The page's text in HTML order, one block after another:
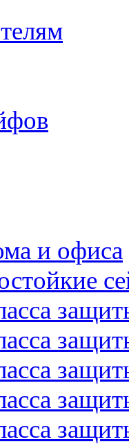
и офиса